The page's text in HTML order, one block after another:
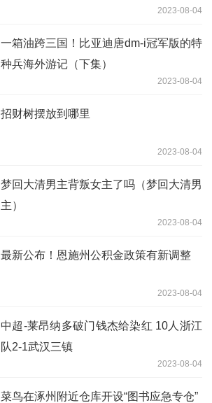
2023-08-04
一箱油跨三国！比亚迪唐dm-i冠军版的特
种兵海外游记（下集）
2023-08-04
招财树摆放到哪里
2023-08-04
梦回大清男主背叛女主了吗（梦回大清男
主）
2023-08-04
最新公布！恩施州公积金政策有新调整
2023-08-04
中超-莱昂纳多破门钱杰给染红 10人浙江
队2-1武汉三镇
2023-08-04
菜鸟在涿州附近仓库开设“图书应急专仓”